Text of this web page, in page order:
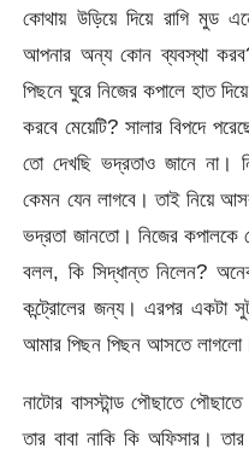
কোথায় উড়িয়ে দিয়ে রাগি মুড
আপনার অন্য কোন ব্যবস্থা
পিছনে ঘুরে নিজের কপালে হাত
করবে মেয়েটি? সালার বিপদে
তো দেখছি ভদ্রতাও জানে না।
কেমন যেন লাগবে। তাই নিয়ে
ভদ্রতা জানতো। নিজের কপালকে
বলল, কি সিদ্ধান্ত নিলেন?
কন্ট্রোলের জন্য। এরপর একটা
আমার পিছন পিছন আসতে
নাটোর বাসস্টান্ড পৌছাতে
তার বাবা নাকি কি অফিসার।